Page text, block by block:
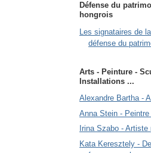
Défense du
hongrois
Les signataires de
défense du
Arts - Peinture -
Installations ...
Alexandre Bartha -
Anna Stein -
Irina Szabo - Artiste
Kata Keresztely -